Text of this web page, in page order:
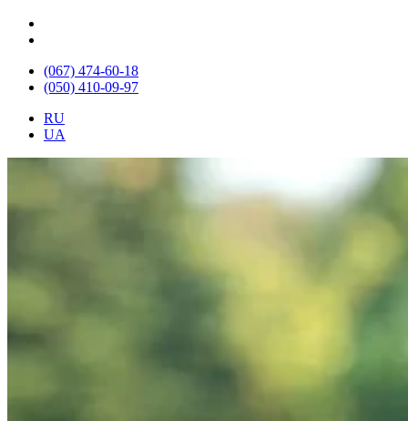
(067) 474-60-18
(050) 410-09-97
RU
UA